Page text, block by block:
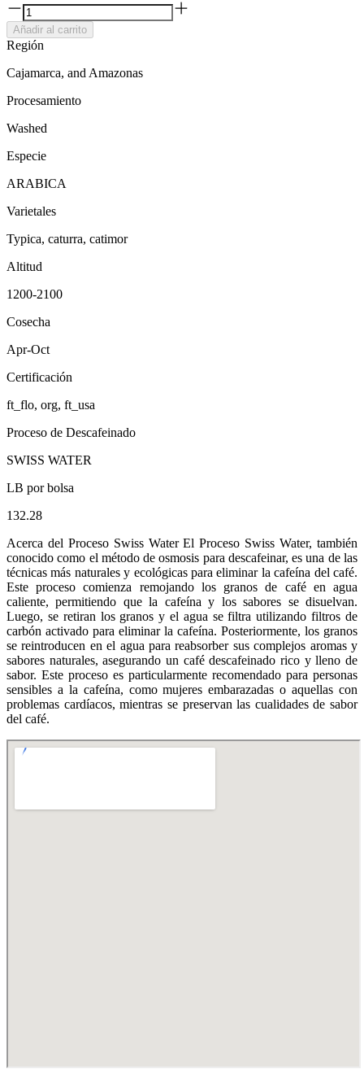
Añadir al carrito
Región
Cajamarca, and Amazonas
Procesamiento
Washed
Especie
ARABICA
Varietales
Typica, caturra, catimor
Altitud
1200-2100
Cosecha
Apr-Oct
Certificación
ft_flo, org, ft_usa
Proceso de Descafeinado
SWISS WATER
LB por bolsa
132.28
Acerca del Proceso Swiss Water El Proceso Swiss Water, también
conocido como el método de osmosis para descafeinar, es una de las
técnicas más naturales y ecológicas para eliminar la cafeína del café.
Este proceso comienza remojando los granos de café en agua
caliente, permitiendo que la cafeína y los sabores se disuelvan.
Luego, se retiran los granos y el agua se filtra utilizando filtros de
carbón activado para eliminar la cafeína. Posteriormente, los granos
se reintroducen en el agua para reabsorber sus complejos aromas y
sabores naturales, asegurando un café descafeinado rico y lleno de
sabor. Este proceso es particularmente recomendado para personas
sensibles a la cafeína, como mujeres embarazadas o aquellas con
problemas cardíacos, mientras se preservan las cualidades de sabor
del café.